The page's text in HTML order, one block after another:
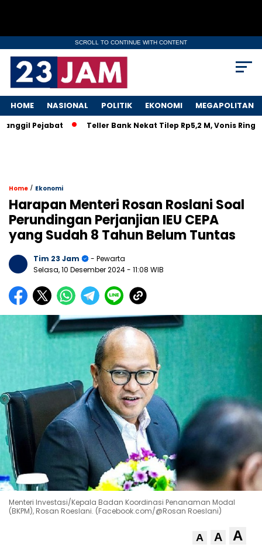
SCROLL TO CONTINUE WITH CONTENT
HOME NASIONAL POLITIK EKONOMI MEGAPOLITAN
Pejabat Teller Bank Nekat Tilep Rp5,2 M, Vonis Ringan
Home / Ekonomi
Harapan Menteri Rosan Roslani Soal
Perundingan Perjanjian IEU CEPA
yang Sudah 8 Tahun Belum Tuntas
Tim 23 Jam
- Pewarta
Selasa, 10 Desember 2024- 11:08 WIB
Menteri Investasi/Kepala Badan Koordinasi Penanaman Modal
(BKPM), Rosan Roeslani. (Facebook.com/@Rosan Roeslani)
A A A